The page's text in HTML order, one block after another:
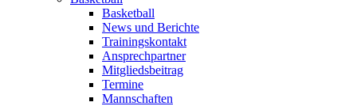
Basketball
News und Berichte
Trainingskontakt
Ansprechpartner
Mitgliedsbeitrag
Termine
Mannschaften